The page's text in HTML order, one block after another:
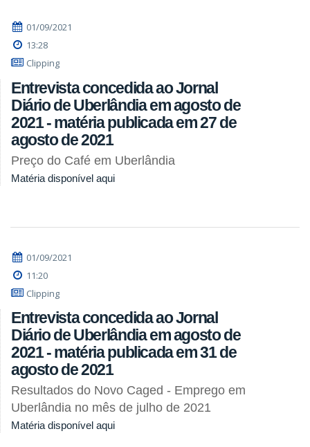
01/09/2021
13:28
Clipping
Entrevista concedida ao Jornal
Diário de Uberlândia em agosto de
2021 - matéria publicada em 27 de
agosto de 2021
Preço do Café em Uberlândia
Matéria disponível aqui
01/09/2021
11:20
Clipping
Entrevista concedida ao Jornal
Diário de Uberlândia em agosto de
2021 - matéria publicada em 31 de
agosto de 2021
Resultados do Novo Caged - Emprego em
Uberlândia no mês de julho de 2021
Matéria disponível aqui